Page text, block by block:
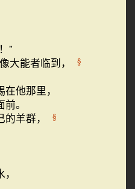
”
大能者临到， §
他那里，
。
羊群， §